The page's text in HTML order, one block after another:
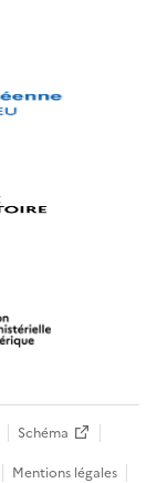
Schéma
Mentions légales